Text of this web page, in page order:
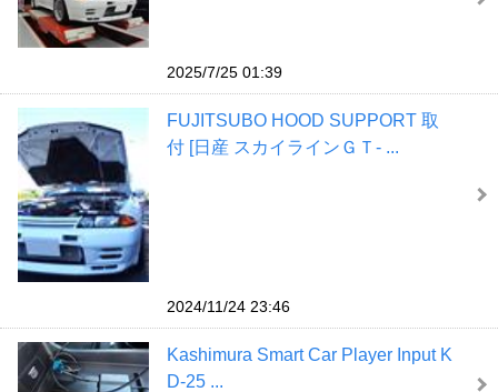
2025/7/25 01:39
FUJITSUBO HOOD SUPPORT 取
付 [日産 スカイラインＧＴ‐ ...
2024/11/24 23:46
Kashimura Smart Car Player Input K
D-25 ...